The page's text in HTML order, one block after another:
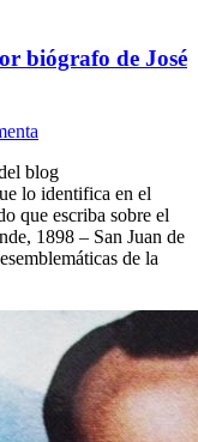
biógrafo de José
blog
lo identifica en el
que escriba sobre el
1898 – San Juan de
de la